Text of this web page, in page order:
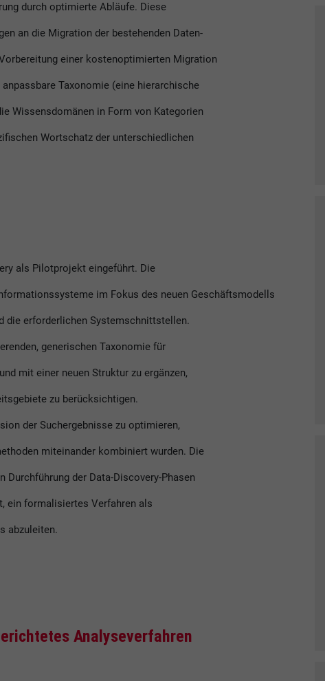
durch optimierte Abläufe. Diese
an die Migration der bestehenden Daten-
einer kostenoptimierten Migration
Taxonomie (eine hierarchische
Wissensdomänen in Form von Kategorien
Wortschatz der unterschiedlichen
als Pilotprojekt eingeführt. Die
im Fokus des neuen Geschäftsmodells
die erforderlichen Systemschnittstellen.
generischen Taxonomie für
mit einer neuen Struktur zu ergänzen,
zu berücksichtigen.
der Suchergebnisse zu optimieren,
miteinander kombiniert wurden. Die
der Data-Discovery-Phasen
ein formalisiertes Verfahren als
abzuleiten.
Analyseverfahren